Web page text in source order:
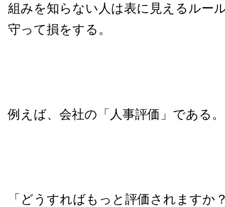
組みを知らない人は表に見えるルー
守って損をする。
例えば、会社の「人事評価」である。
「どうすればもっと評価されますか